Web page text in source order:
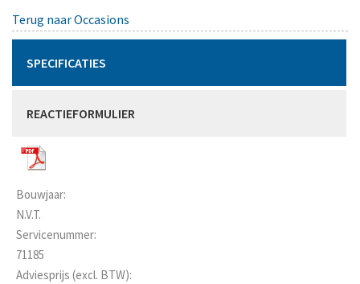
Terug naar Occasions
SPECIFICATIES
REACTIEFORMULIER
Bouwjaar:
N.V.T.
Servicenummer:
71185
Adviesprijs (excl. BTW):